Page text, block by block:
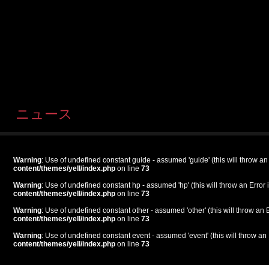
ニュース
Warning: Use of undefined constant guide - assumed 'guide' (this will throw
content/themes/yell/index.php on line73
Warning: Use of undefined constant hp - assumed 'hp' (this will throw an
content/themes/yell/index.php on line73
Warning: Use of undefined constant other - assumed 'other' (this will throw
content/themes/yell/index.php on line73
Warning: Use of undefined constant event - assumed 'event' (this will throw
content/themes/yell/index.php on line73